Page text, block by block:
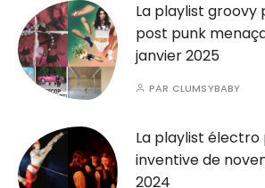
La playlist groovy
post punk
janvier 2025
PAR CLUMSYBABY
La playlist électro
inventive de
2024